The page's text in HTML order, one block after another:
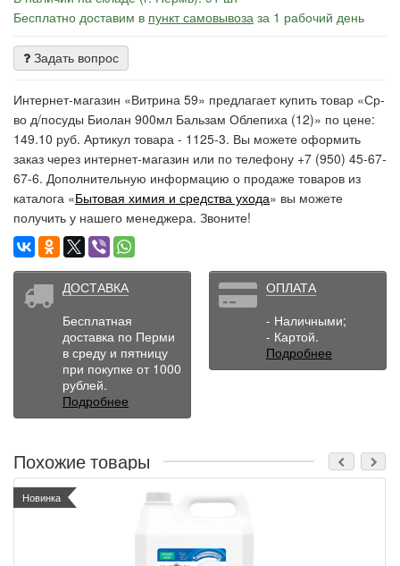
Бесплатно доставим в пункт самовывоза за 1 рабочий день
Задать вопрос
Интернет-магазин «Витрина 59» предлагает купить товар «Ср-
во д/посуды Биолан 900мл Бальзам Облепиха (12)» по цене:
149.10 руб. Артикул товара - 1125-3. Вы можете оформить
заказ через интернет-магазин или по телефону +7 (950) 45-67-
67-6. Дополнительную информацию о продаже товаров из
каталога «Бытовая химия и средства ухода» вы можете
получить у нашего менеджера. Звоните!
ДОСТАВКА
Бесплатная
доставка по Перми
в среду и пятницу
при покупке от 1000
рублей.
Подробнее
ОПЛАТА
- Наличными;
- Картой.
Подробнее
Похожие товары
Новинка